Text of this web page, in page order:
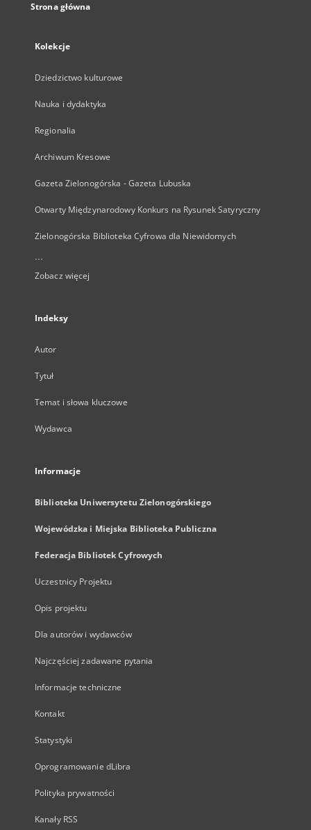
Strona główna
Kolekcje
Dziedzictwo kulturowe
Nauka i dydaktyka
Regionalia
Archiwum Kresowe
Gazeta Zielonogórska - Gazeta Lubuska
Otwarty Międzynarodowy Konkurs na Rysunek Satyryczny
Zielonogórska Biblioteka Cyfrowa dla Niewidomych
...
Zobacz więcej
Indeksy
Autor
Tytuł
Temat i słowa kluczowe
Wydawca
Informacje
Biblioteka Uniwersytetu Zielonogórskiego
Wojewódzka i Miejska Biblioteka Publiczna
Federacja Bibliotek Cyfrowych
Uczestnicy Projektu
Opis projektu
Dla autorów i wydawców
Najczęściej zadawane pytania
Informacje techniczne
Kontakt
Statystyki
Oprogramowanie dLibra
Polityka prywatności
Kanały RSS